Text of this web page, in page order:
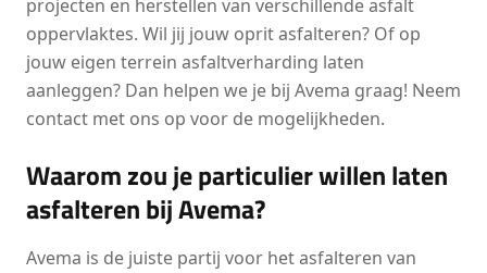
projecten en herstellen van verschillende asfalt
oppervlaktes. Wil jij jouw oprit asfalteren? Of op
jouw eigen terrein asfaltverharding laten
aanleggen? Dan helpen we je bij Avema graag! Neem
contact met ons op voor de mogelijkheden.
Waarom zou je particulier willen laten
asfalteren bij Avema?
Avema is de juiste partij voor het asfalteren van